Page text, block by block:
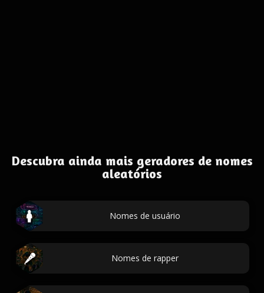
Descubra ainda mais geradores de nomes
aleatórios
Nomes de usuário
Nomes de rapper